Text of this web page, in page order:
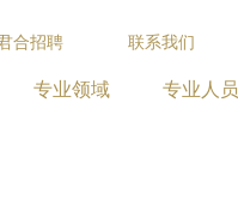
合招聘 联系我们
专业领域 专业人员